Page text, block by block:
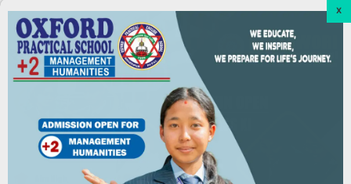
खोेज/फिचर
भक्तपुर नगरमा अनियमित खर्च बढ्दाे
June 7, 2026
भक्तपुरमा करार कर्मचारी, इन्धन, भ्रमण र भत्ता सहित
अनियमितता भएकाे ठहर
June 7, 2026